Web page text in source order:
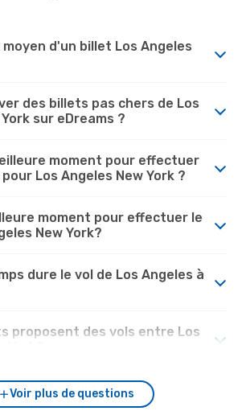
d'un billet Los Angeles
des billets pas chers de Los
sur eDreams ?
moment pour effectuer
Los Angeles New York ?
moment pour effectuer le
New York?
dure le vol de Los Angeles à
proposent des vols entre Los
Voir plus de questions